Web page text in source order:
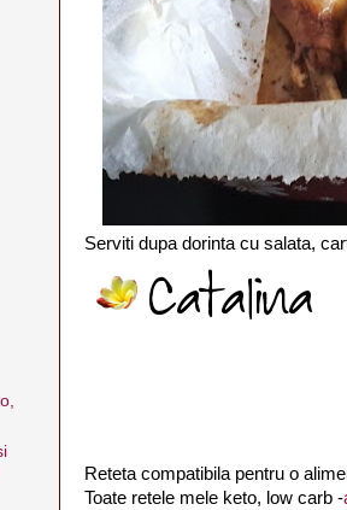
Serviti dupa dorinta cu salata,
Reteta compatibila pentru o
Toate retele mele keto, low carb -